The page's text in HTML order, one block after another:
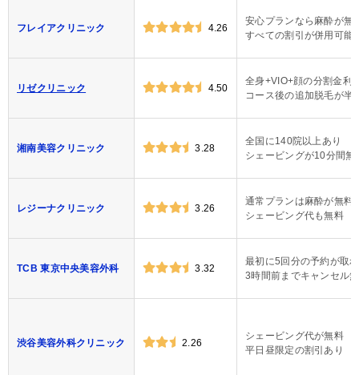
フレイアクリニック 4.26
安心プランなら麻酔が無
すべての割引が併用可能
リゼクリニック 4.50
全身+VIO+顔の分割金利
コース後の追加脱毛が半
湘南美容クリニック 3.28
全国に140院以上あり
シェービングが10分間無
レジーナクリニック 3.26
通常プランは麻酔が無料
シェービング代も無料
TCB 東京中央美容外科 3.32
最初に5回分の予約が取
3時間前までキャンセル
渋谷美容外科クリニック 2.26
シェービング代が無料
平日昼限定の割引あり